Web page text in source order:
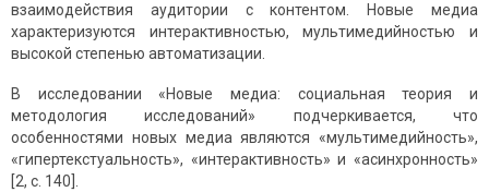
взаимодействия аудитории с контентом. Новые медиа
характеризуются интерактивностью, мультимедийностью и
высокой степенью автоматизации.
В исследовании «Новые медиа: социальная теория и
методология исследований» подчеркивается, что
особенностями новых медиа являются «мультимедийность»,
«гипертекстуальность», «интерактивность» и «асинхронность»
[2, с. 140].